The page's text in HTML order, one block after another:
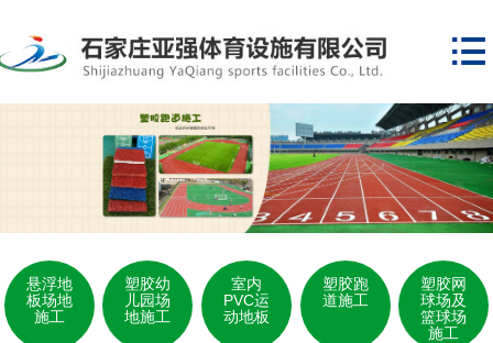

悬浮地
板场地
施工
塑胶幼
儿园场
地施工
室内
PVC运
动地板
塑胶跑
道施工
塑胶网
球场及
篮球场
施工